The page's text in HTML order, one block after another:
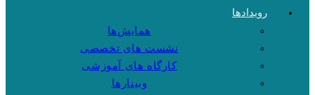
رویدادها
همایش‌ها
نشست های تخصصی
کارگاه های آموزشی
وبینارها